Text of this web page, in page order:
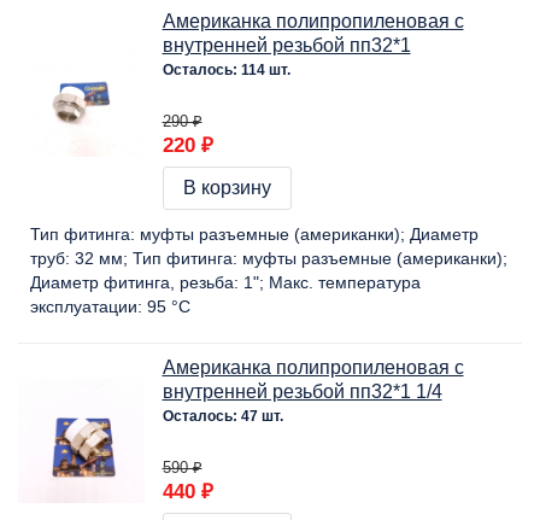
Американка полипропиленовая с
внутренней резьбой пп32*1
Осталось: 114 шт.
290 ₽
220 ₽
В корзину
Тип фитинга: муфты разъемные (американки)
Диаметр
труб: 32 мм Тип фитинга: муфты разъемные (американки)
Диаметр фитинга, резьба: 1" Макс. температура
эксплуатации: 95 °C
Американка полипропиленовая с
внутренней резьбой пп32*1 1/4
Осталось: 47 шт.
590 ₽
440 ₽